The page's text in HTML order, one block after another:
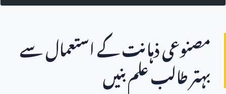
مصنوعی ذہانت کے استعمال سے
بہتر طالب علم بنیں